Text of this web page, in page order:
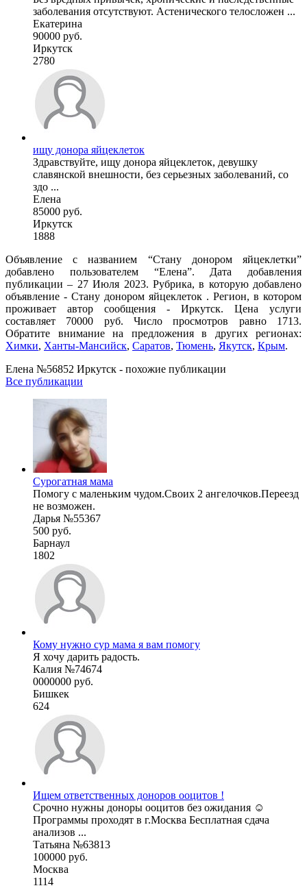
заболевания отсутствуют. Астенического телосложен ...
Екатерина
90000 руб.
Иркутск
2780
ищу донора яйцеклеток
Здравствуйте, ищу донора яйцеклеток, девушку
славянской внешности, без серьезных заболеваний, со
здо ...
Елена
85000 руб.
Иркутск
1888
Объявление с названием “Стану донором яйцеклетки”
добавлено пользователем “Елена”. Дата добавления
публикации – 27 Июля 2023. Рубрика, в которую добавлено
объявление - Стану донором яйцеклеток . Регион, в котором
проживает автор сообщения - Иркутск. Цена услуги
составляет 70000 руб. Число просмотров равно 1713.
Обратите внимание на предложения в других регионах:
Химки, Ханты-Мансийск, Саратов, Тюмень, Якутск, Крым.
Елена №56852 Иркутск - похожие публикации
Все публикации
Сурогатная мама
Помогу с маленьким чудом.Своих 2 ангелочков.Переезд
не возможен.
Дарья №55367
500 руб.
Барнаул
1802
Кому нужно сур мама я вам помогу
Я хочу дарить радость.
Калия №74674
0000000 руб.
Бишкек
624
Ищем ответственных доноров ооцитов !
Срочно нужны доноры ооцитов без ожидания ☺️
Программы проходят в г.Москва Бесплатная сдача
анализов ...
Татьяна №63813
100000 руб.
Москва
1114